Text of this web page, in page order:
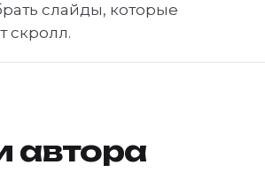
слайды, которые
скролл.
автора